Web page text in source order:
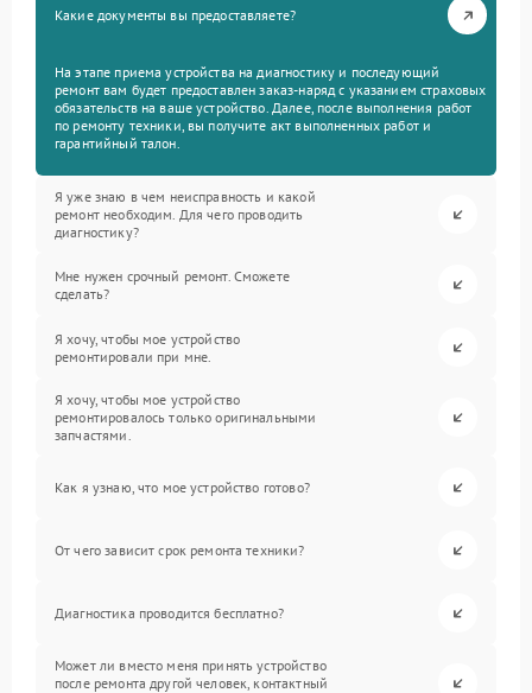
Какие документы вы предоставляете?
На этапе приема устройства на диагностику и последующий
ремонт вам будет предоставлен заказ-наряд с указанием страховых
обязательств на ваше устройство. Далее, после выполнения работ
по ремонту техники, вы получите акт выполненных работ и
гарантийный талон.
Я уже знаю в чем неисправность и какой
ремонт необходим. Для чего проводить
диагностику?
Мне нужен срочный ремонт. Сможете
сделать?
Я хочу, чтобы мое устройство
ремонтировали при мне.
Я хочу, чтобы мое устройство
ремонтировалось только оригинальными
запчастями.
Как я узнаю, что мое устройство готово?
От чего зависит срок ремонта техники?
Диагностика проводится бесплатно?
Может ли вместо меня принять устройство
после ремонта другой человек, контактный